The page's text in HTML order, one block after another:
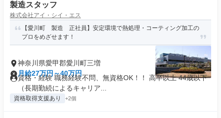
製造スタッフ
株式会社アイ・シイ・エス
【愛川町 製造 正社員】安定環境で熱処理・コーティング加工の
プロをめざせます！
神奈川県愛甲郡愛川町三増
月給27万円～40万円
資格・経験 職務経験不問、無資格OK！！ 高卒以上 44歳以下
（長期勤続によるキャリア...
資格取得支援あり +2個